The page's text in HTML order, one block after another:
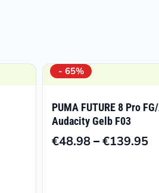
- 65%
PUMA FUTURE 8 Pro
Audacity Gelb F03
€48.98–€139.95